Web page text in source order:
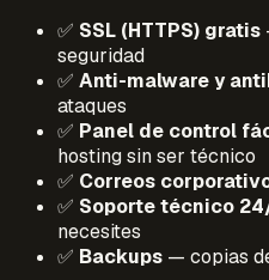
✅ SSL (HTTPS) gratis
seguridad
✅ Anti-malware y
ataques
✅ Panel de control
hosting sin ser técnico
✅ Correos
✅ Soporte técnico
necesites
✅ Backups — copias